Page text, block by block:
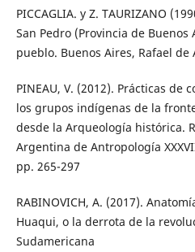
PICCAGLIA. y Z. TAURIZANO
San Pedro (Provincia de
pueblo. Buenos Aires, Rafael de
PINEAU, V. (2012). Prácticas de
los grupos indígenas de la
desde la Arqueología histórica.
Argentina de Antropología
pp. 265-297
RABINOVICH, A. (2017).
Huaqui, o la derrota de la
Sudamericana